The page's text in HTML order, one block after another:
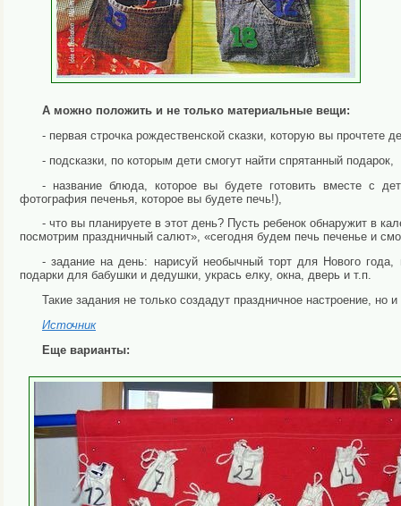
А можно положить и не только материальные вещи:
- первая строчка рождественской сказки, которую вы прочтете
- подсказки, по которым дети смогут найти спрятанный подарок,
- название блюда, которое вы будете готовить вместе с
фотография печенья, которое вы будете печь!),
- что вы планируете в этот день? Пусть ребенок обнаружит в
посмотрим праздничный салют», «сегодня будем печь печенье и
- задание на день: нарисуй необычный торт для Нового
подарки для бабушки и дедушки, укрась елку, окна, дверь и т.п.
Такие задания не только создадут праздничное настроение, но
Источник
Еще варианты: